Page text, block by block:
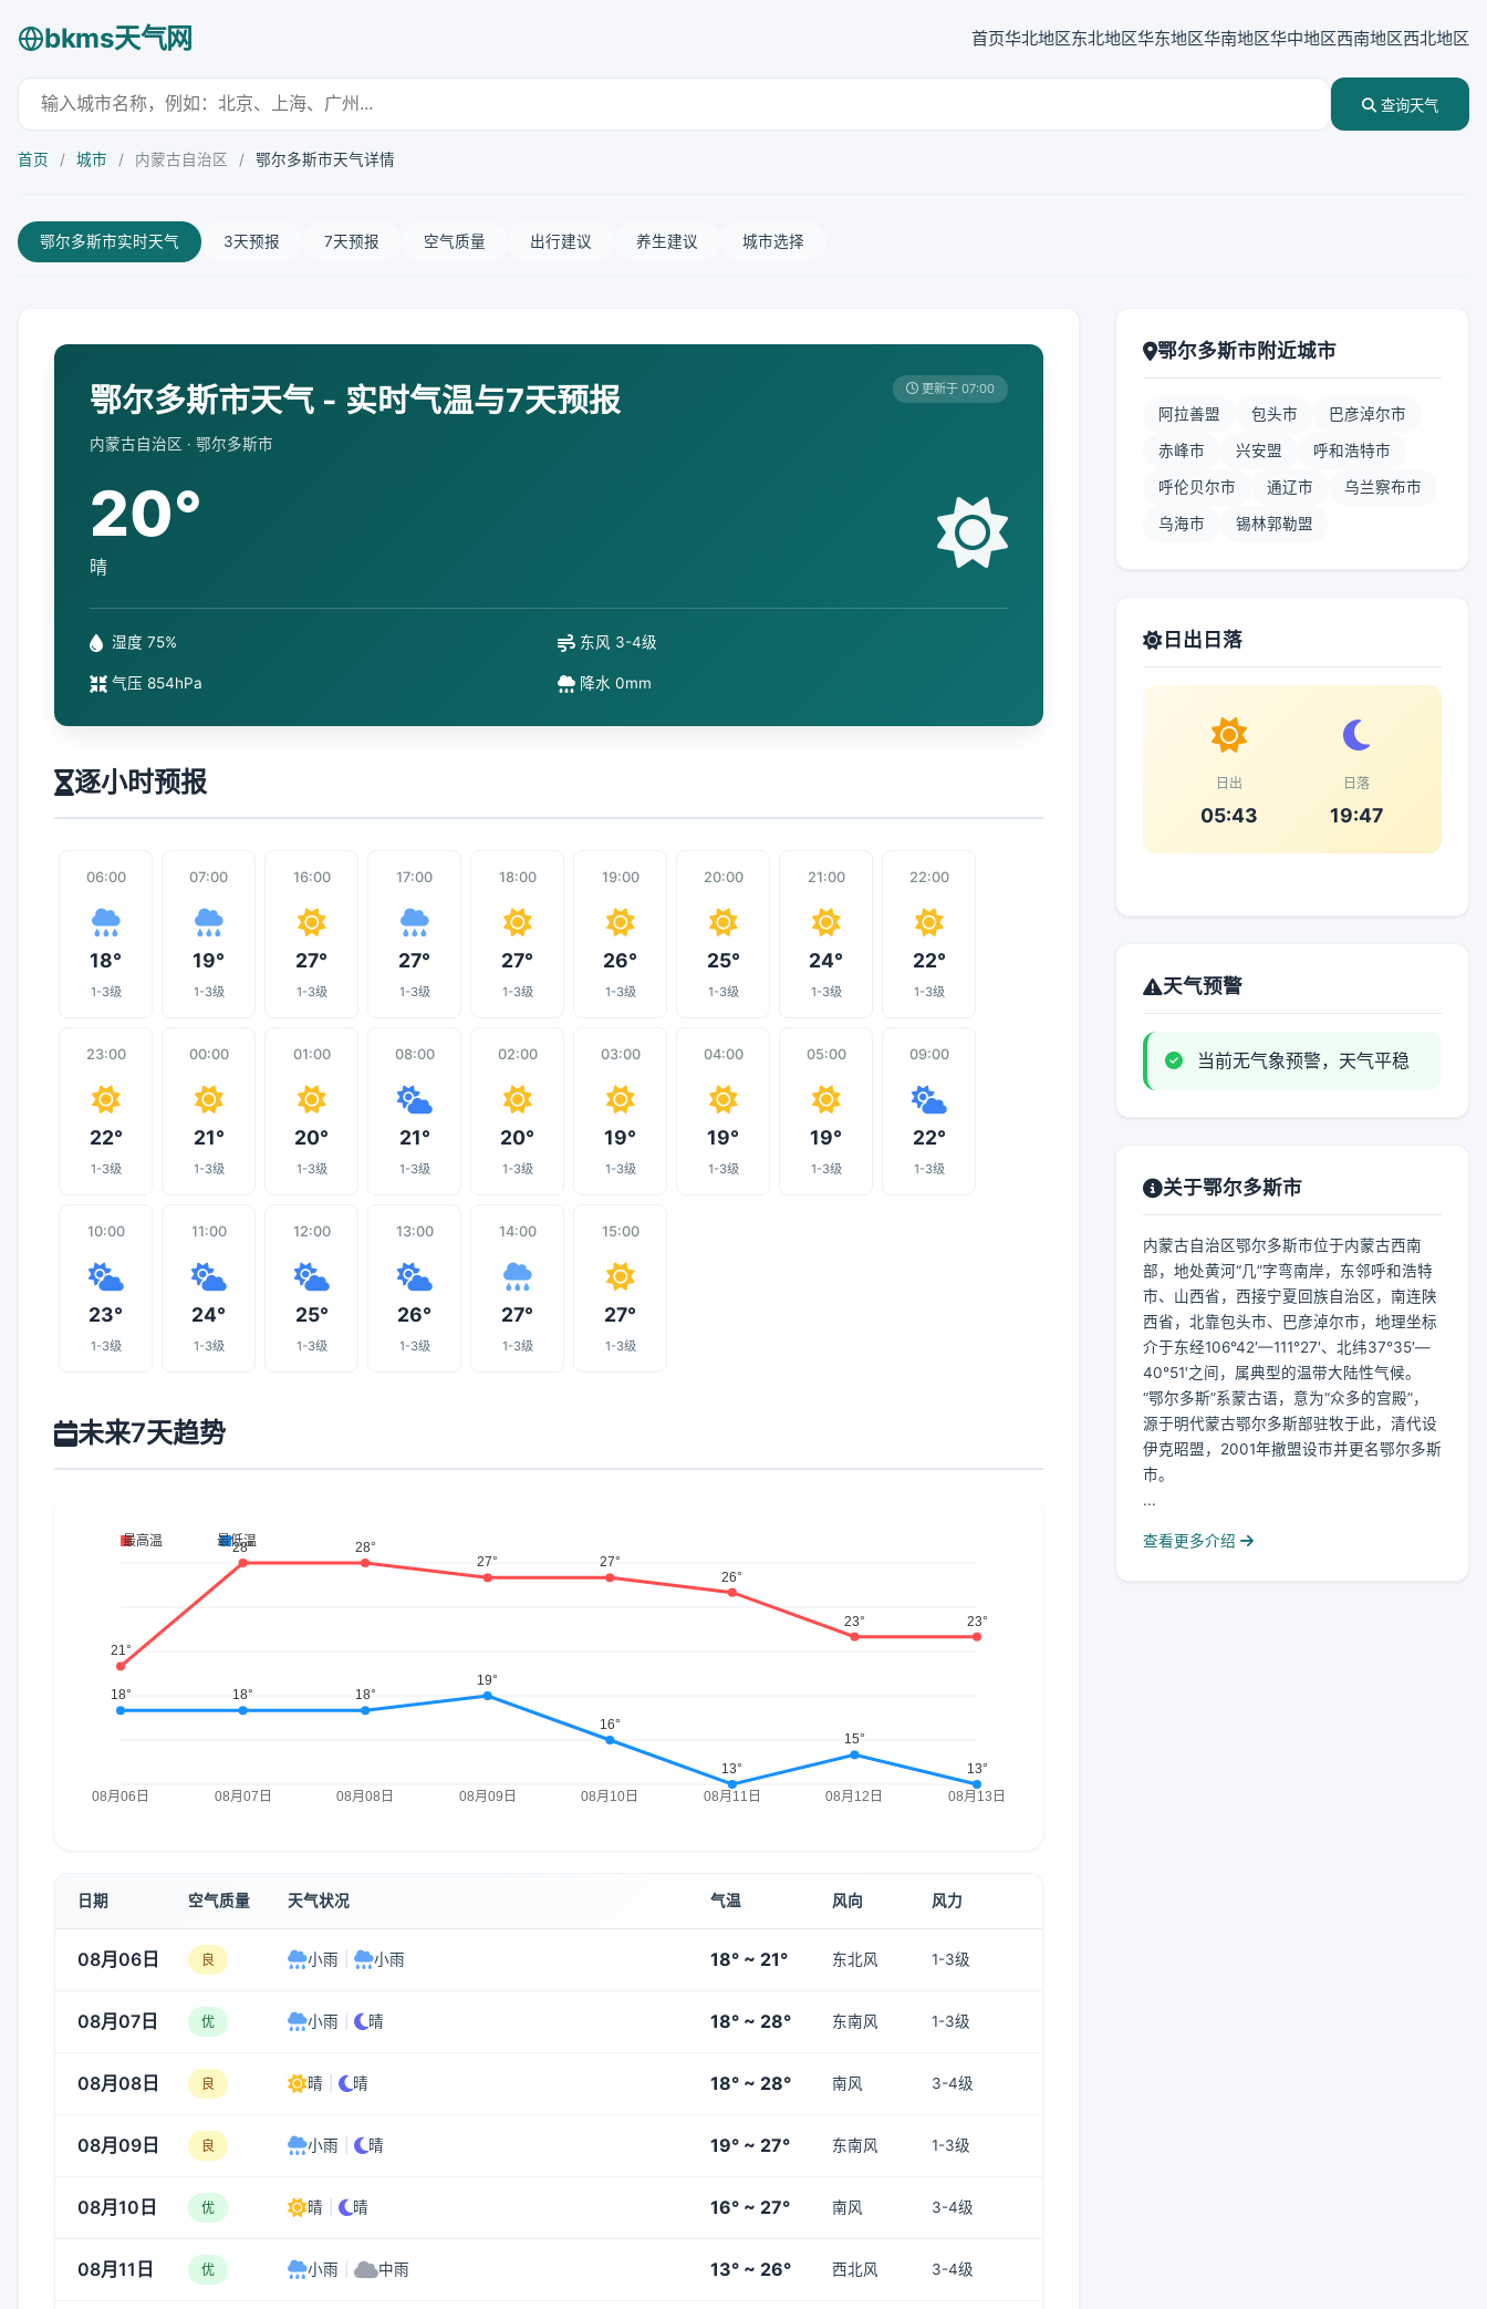
bkms天气网 首页华北地区东北地区华东地区华南地区华中地区西南地区西北地区
查询天气
首页 / 城市 / 内蒙古自治区 / 鄂尔多斯市天气详情
鄂尔多斯市实时天气 3天预报 7天预报 空气质量 出行建议 养生建议 城市选择
鄂尔多斯市天气 - 实时气温与7天预报
内蒙古自治区 · 鄂尔多斯市
更新于 07:00
20°
晴
湿度 75% 东风 3-4级
气压 854hPa 降水 0mm
逐小时预报
06:00
18°
1-3级
07:00
19°
1-3级
16:00
27°
1-3级
17:00
27°
1-3级
18:00
27°
1-3级
19:00
26°
1-3级
20:00
25°
1-3级
21:00
24°
1-3级
22:00
22°
1-3级
23:00
22°
1-3级
00:00
21°
1-3级
01:00
20°
1-3级
08:00
21°
1-3级
02:00
20°
1-3级
03:00
19°
1-3级
04:00
19°
1-3级
05:00
19°
1-3级
09:00
22°
1-3级
10:00
23°
1-3级
11:00
24°
1-3级
12:00
25°
1-3级
13:00
26°
1-3级
14:00
27°
1-3级
15:00
27°
1-3级
未来7天趋势
日期 空气质量 天气状况 气温 风向 风力
08月06日 良 小雨 小雨 18° ~ 21° 东北风 1-3级
08月07日 优 小雨 晴 18° ~ 28° 东南风 1-3级
08月08日 良 晴 晴 18° ~ 28° 南风 3-4级
08月09日 良 小雨 晴 19° ~ 27° 东南风 1-3级
08月10日 优 晴 晴 16° ~ 27° 南风 3-4级
08月11日 优 小雨 中雨 13° ~ 26° 西北风 3-4级
鄂尔多斯市附近城市
阿拉善盟 包头市 巴彦淖尔市
赤峰市 兴安盟 呼和浩特市
呼伦贝尔市 通辽市 乌兰察布市
乌海市 锡林郭勒盟
日出日落
日出
05:43
日落
19:47
天气预警
当前无气象预警，天气平稳
关于鄂尔多斯市
内蒙古自治区鄂尔多斯市位于内蒙古西南
部，地处黄河“几”字弯南岸，东邻呼和浩特
市、山西省，西接宁夏回族自治区，南连陕
西省，北靠包头市、巴彦淖尔市，地理坐标
介于东经106°42′—111°27′、北纬37°35′—
40°51′之间，属典型的温带大陆性气候。
“鄂尔多斯”系蒙古语，意为“众多的宫殿”，
源于明代蒙古鄂尔多斯部驻牧于此，清代设
伊克昭盟，2001年撤盟设市并更名鄂尔多斯
市。
...
查看更多介绍